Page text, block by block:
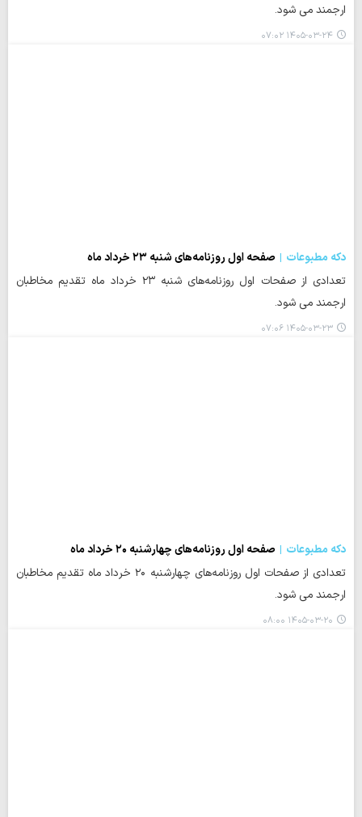
ارجمند می شود.
۱۴۰۵-۰۳-۲۴ ۰۷:۰۲
دکه مطبوعات
صفحه اول روزنامه‌های شنبه ۲۳ خرداد ماه
تعدادی از صفحات اول روزنامه‌های شنبه ۲۳ خرداد ماه تقدیم مخاطبان
ارجمند می شود.
۱۴۰۵-۰۳-۲۳ ۰۷:۰۶
دکه مطبوعات
صفحه اول روزنامه‌های چهارشنبه ۲۰ خرداد ماه
تعدادی از صفحات اول روزنامه‌های چهارشنبه ۲۰ خرداد ماه تقدیم مخاطبان
ارجمند می شود.
۱۴۰۵-۰۳-۲۰ ۰۸:۰۰